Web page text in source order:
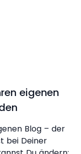
eigenen
Blog – der
bei Deiner